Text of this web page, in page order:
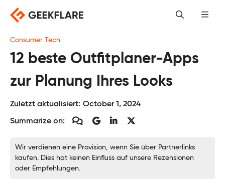
Skip
content
Consumer Tech
12 beste Outfitplaner-Apps
zur Planung Ihres Looks
Zuletzt aktualisiert: October 1, 2024
Summarize on:
Wir verdienen eine Provision, wenn Sie über Partnerlinks
kaufen. Dies hat keinen Einfluss auf unsere Rezensionen
oder Empfehlungen.